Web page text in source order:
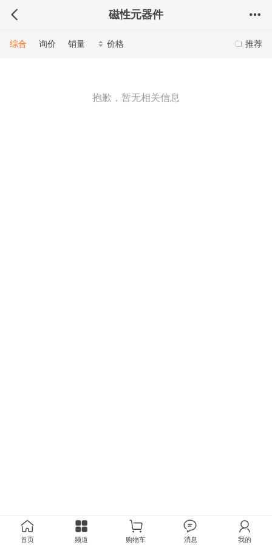
磁性元器件
推荐
综合 询价 销量 价格
抱歉，暂无相关信息
首页 频道 购物车 消息 我的